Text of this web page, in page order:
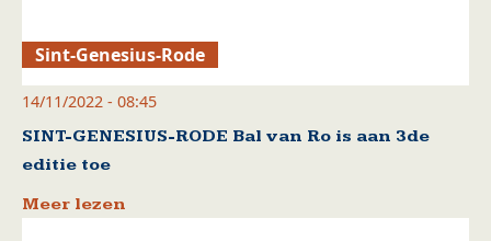
Sint-Genesius-Rode
14/11/2022 - 08:45
SINT-GENESIUS-RODE Bal van Ro is aan 3de
editie toe
Meer lezen